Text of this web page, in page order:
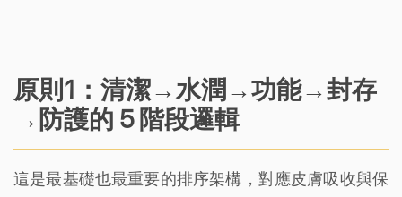
原則1：清潔→水潤→功能→封存
→防護的 5 階段邏輯
這是最基礎也最重要的排序架構，對應皮膚吸收與保